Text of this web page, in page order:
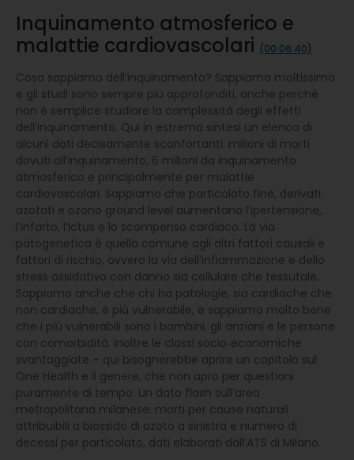
Inquinamento atmosferico e
malattie cardiovascolari (00:06:40)
Cosa sappiamo dell’inquinamento? Sappiamo moltissimo
e gli studi sono sempre più approfonditi, anche perché
non è semplice studiare la complessità degli effetti
dell’inquinamento. Qui in estrema sintesi un elenco di
alcuni dati decisamente sconfortanti: milioni di morti
dovuti all’inquinamento, 6 milioni da inquinamento
atmosferico e principalmente per malattie
cardiovascolari. Sappiamo che particolato fine, derivati
azotati e ozono ground level aumentano l’ipertensione,
l’infarto, l’ictus e lo scompenso cardiaco. La via
patogenetica è quella comune agli altri fattori causali e
fattori di rischio, ovvero la via dell’infiammazione e dello
stress ossidativo con danno sia cellulare che tessutale.
Sappiamo anche che chi ha patologie, sia cardiache che
non cardiache, è più vulnerabile, e sappiamo molto bene
che i più vulnerabili sono i bambini, gli anziani e le persone
con comorbidità. Inoltre le classi socio‑economiche
svantaggiate – qui bisognerebbe aprire un capitolo sul
One Health e il genere, che non apro per questioni
puramente di tempo. Un dato flash sull’area
metropolitana milanese: morti per cause naturali
attribuibili a biossido di azoto a sinistra e numero di
decessi per particolato, dati elaborati dall’ATS di Milano.